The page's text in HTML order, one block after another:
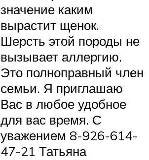
значение каким
вырастит щенок.
Шерсть этой породы не
вызывает аллергию.
Это полноправный член
семьи. Я приглашаю
Вас в любое удобное
для вас время. С
уважением 8-926-614-
47-21 Татьяна